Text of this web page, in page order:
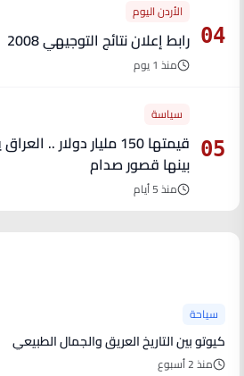
04
الأردن اليوم
رابط إعلان نتائج التوجيهي 2008
منذ 1 يوم
05
سياسة
بينها قصور صدام
منذ 5 أيام
سياحة
كيوتو بين التاريخ العريق والجمال الطبيعي
منذ 2 أسبوع